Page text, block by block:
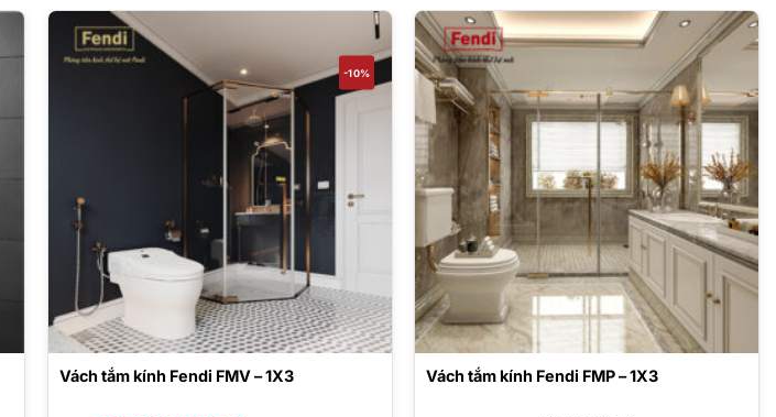
-10%
Vách tắm kính Fendi FMV – 1X3 Vách tắm kính Fendi FMP – 1X3